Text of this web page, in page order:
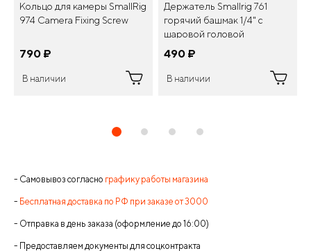
Кольцо для камеры SmallRig
974 Camera Fixing Screw
790 ¤
В наличии
Держатель Smallrig 761
горячий башмак 1/4" с
шаровой головой
490 ¤
В наличии
- Самовывоз согласно графику работы магазина
- Бесплатная доставка по РФ при заказе от 3000
- Отправка в день заказа (оформление до 16:00)
- Предоставляем документы для соцконтракта